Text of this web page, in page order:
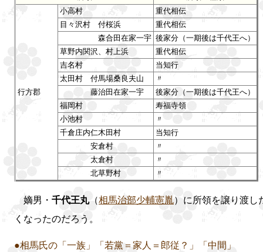
行方郡
小高村
重代相伝
目々沢村 付桜浜
重代相伝
森合田在家一宇 後家分（一期後は千代王へ）
草野内関沢、村上浜
重代相伝
吉名村
当知行
太田村 付馬場桑良夫山
〃
藤治田在家一宇
後家分（一期後は千代王へ）
福岡村
寿福寺領
小池村
〃
千倉庄内仁木田村
当知行
安倉村
〃
太倉村
〃
北草野村
〃
嫡男・ 千代王丸（相馬治部少輔憲胤）に所領を譲り渡し
くなったのだろう。
●相馬氏の「一族」「若黨＝家人＝郎従？」「中間」